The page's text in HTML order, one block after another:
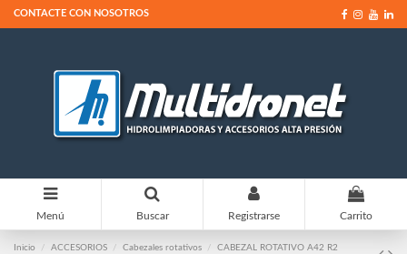
CONTACTE CON NOSOTROS
Menú Buscar Registrarse
0
Carrito
Inicio ACCESORIOS Cabezales rotativos
CABEZAL ROTATIVO A42 R2